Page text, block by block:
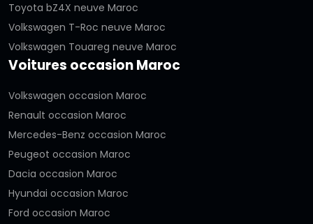
Toyota bZ4X neuve Maroc
Volkswagen T-Roc neuve Maroc
Volkswagen Touareg neuve Maroc
Voitures occasion Maroc
Volkswagen occasion Maroc
Renault occasion Maroc
Mercedes-Benz occasion Maroc
Peugeot occasion Maroc
Dacia occasion Maroc
Hyundai occasion Maroc
Ford occasion Maroc